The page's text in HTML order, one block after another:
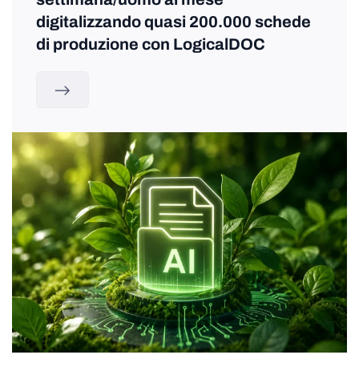
digitalizzando quasi 200.000 schede
di produzione con LogicalDOC